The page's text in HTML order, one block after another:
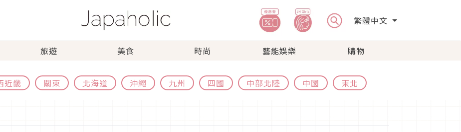
繁體中文
旅遊 美食 時尚 藝能娛樂 購物
近畿 關東 北海道 沖繩 九州 四國 中部北陸 中國 東北